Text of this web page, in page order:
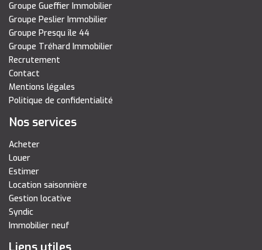
Groupe Gueffier Immobilier
Groupe Peslier Immobilier
Groupe Presqu île 44
Groupe Tréhard Immobilier
Recrutement
Contact
Mentions légales
Politique de confidentialité
Nos services
Acheter
Louer
Estimer
Location saisonnière
Gestion locative
Syndic
Immobilier neuf